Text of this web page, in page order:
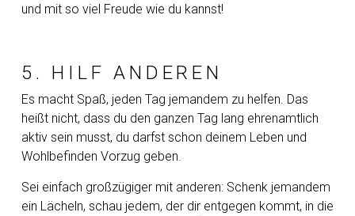
und mit so viel Freude wie du kannst!
5. HILF ANDEREN
Es macht Spaß, jeden Tag jemandem zu helfen. Das
heißt nicht, dass du den ganzen Tag lang ehrenamtlich
aktiv sein musst, du darfst schon deinem Leben und
Wohlbefinden Vorzug geben.
Sei einfach großzügiger mit anderen: Schenk jemandem
ein Lächeln, schau jedem, der dir entgegen kommt, in die